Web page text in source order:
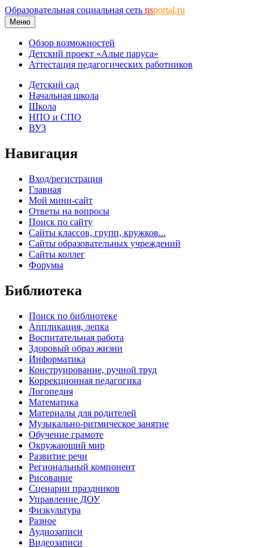
Образовательная социальная сеть nsportal.ru
Меню
Обзор возможностей
Детский проект «Алые паруса»
Аттестация педагогических работников
Детский сад
Начальная школа
Школа
НПО и СПО
ВУЗ
Навигация
Вход/регистрация
Главная
Мой мини-сайт
Ответы на вопросы
Поиск по сайту
Сайты классов, групп, кружков...
Сайты образовательных учреждений
Сайты коллег
Форумы
Библиотека
Поиск по библиотеке
Аппликация, лепка
Воспитательная работа
Здоровый образ жизни
Информатика
Конструирование, ручной труд
Коррекционная педагогика
Логопедия
Математика
Материалы для родителей
Музыкально-ритмическое занятие
Обучение грамоте
Окружающий мир
Развитие речи
Региональный компонент
Рисование
Сценарии праздников
Управление ДОУ
Физкультура
Разное
Аудиозаписи
Видеозаписи